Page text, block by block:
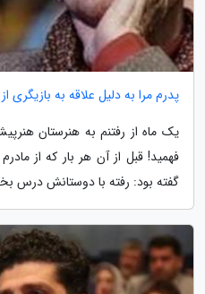
پدرم مرا به دلیل علاقه به بازیگری
یک ماه از رفتنم به هنرستان
فهمید! قبل از آن هر بار که از
گفته بود: رفته با دوستانش درس